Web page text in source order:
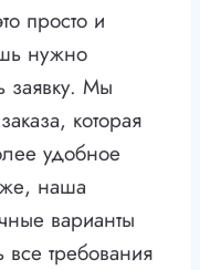
просто и
нужно
заявку. Мы
которая
удобное
наша
варианты
все требования